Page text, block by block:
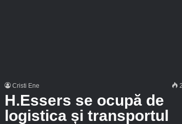
Cristi Ene
H.Essers se ocupă de
logistica și transportul